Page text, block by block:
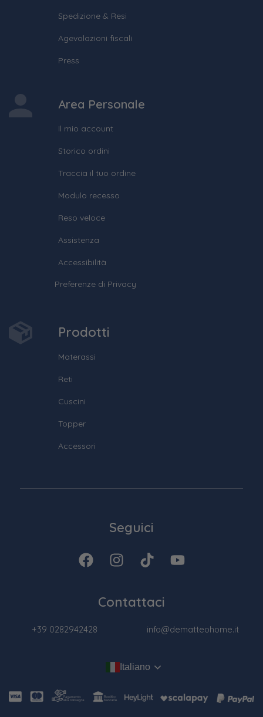
Spedizione & Resi
Agevolazioni fiscali
Press
Area Personale
Il mio account
Storico ordini
Traccia il tuo ordine
Modulo recesso
Reso veloce
Assistenza
Accessibilità
Preferenze di Privacy
Prodotti
Materassi
Reti
Cuscini
Topper
Accessori
Seguici
Contattaci
+39 0282942428 info@dematteohome.it
Italiano